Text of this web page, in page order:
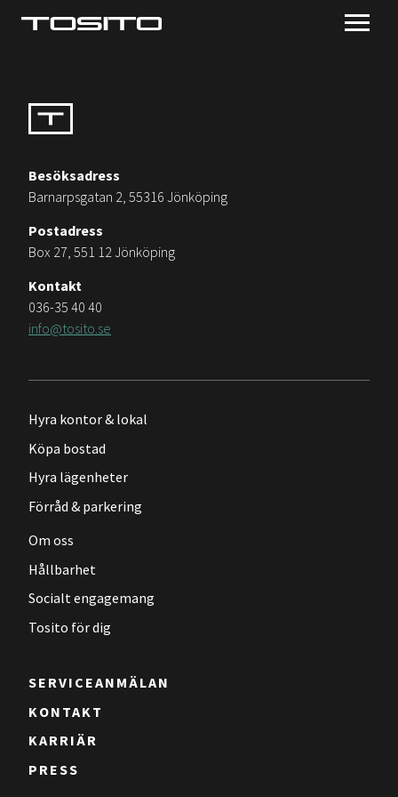
Besöksadress
Barnarpsgatan 2, 55316 Jönköping
Postadress
Box 27, 551 12 Jönköping
Kontakt
036-35 40 40
info@tosito.se
Hyra kontor & lokal
Köpa bostad
Hyra lägenheter
Förråd & parkering
Om oss
Hållbarhet
Socialt engagemang
Tosito för dig
SERVICEANMÄLAN
KONTAKT
KARRIÄR
PRESS